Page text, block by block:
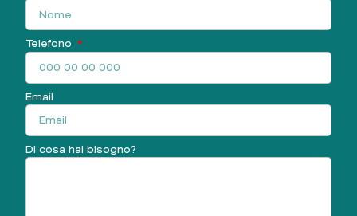
Telefono
Email
Di cosa hai bisogno?